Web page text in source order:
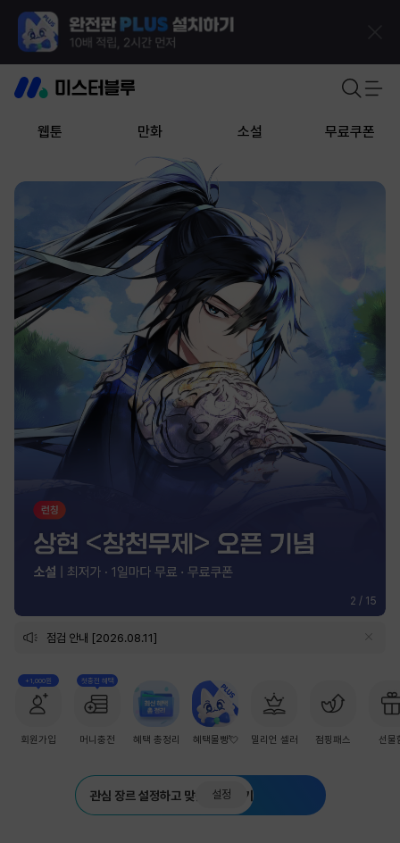
웹툰 만화 소설 무료쿠폰
2 / 15
점검 안내 [2026.08.11]
+1,000원
회원가입
첫충전 혜택
머니충전 혜택 총정리 혜택몰빵💘 밀리언 셀러 점핑패스 선물
관심 장르 설정하고 맞춤 추천 받기
설정